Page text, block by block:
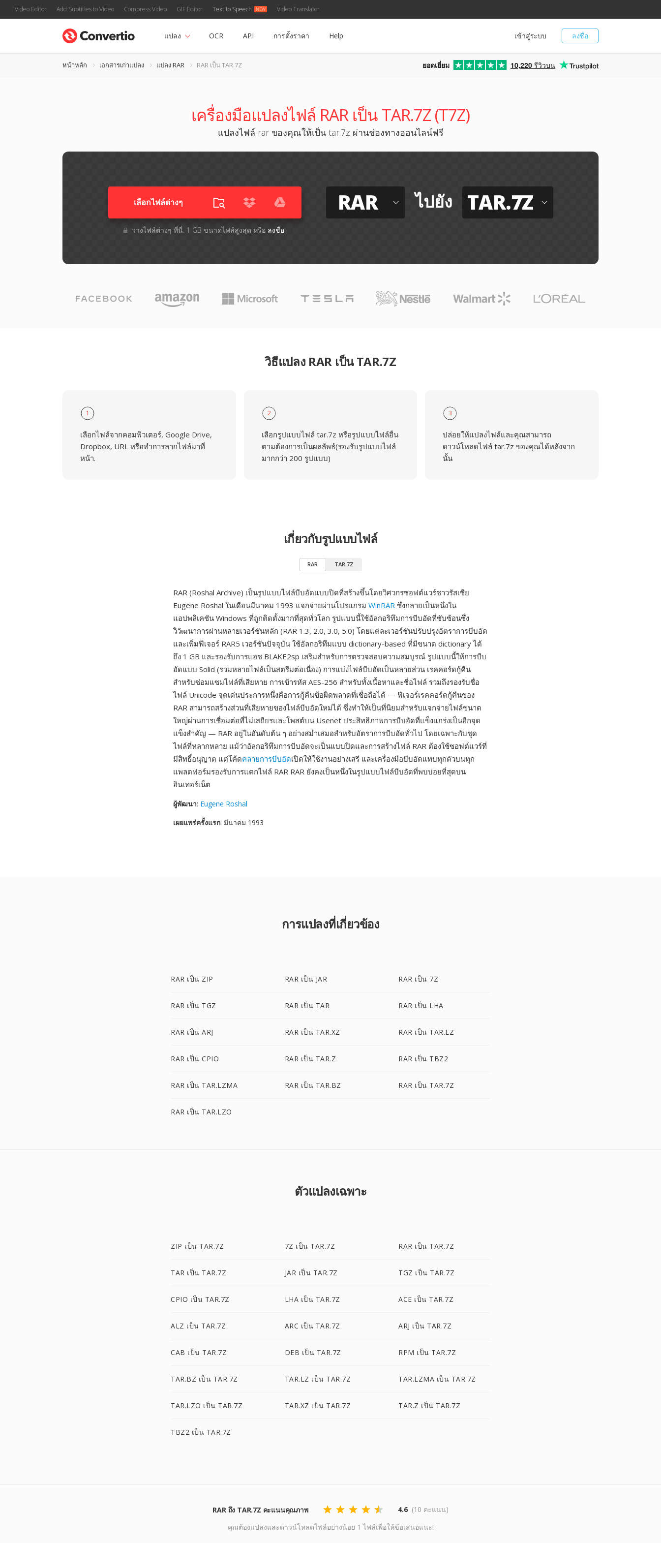
Video Editor Add Subtitles to Video Compress Video GIF Editor Text to Speech Video Translator
ลงชื่อ
เข้าสู่ระบบ
แปลง OCR API การตั้งราคา Help
หน้าหลัก เอกสารเก่าแปลง แปลง RAR RAR เป็น TAR.7Z ยอดเยี่ยม 10,220 รีวิวบน
เครื่องมือแปลงไฟล์ RAR เป็น TAR.7Z (T7Z)
แปลงไฟล์ rar ของคุณให้เป็น tar.7z ผ่านช่องทางออนไลน์ฟรี
เลือกไฟล์ต่างๆ​
วางไฟล์ต่างๆ​ ที่นี่. 1 GB ขนาดไฟล์สูงสุด หรือ ลงชื่อ
RAR ไปยัง TAR.7Z
วิธีแปลง RAR เป็น TAR.7Z
1
เลือกไฟล์จากคอมพิวเตอร์, Google Drive,
Dropbox, URL หรือทำการลากไฟล์มาที่
หน้า.
2
เลือกรูปแบบไฟล์ tar.7z หรือรูปแบบไฟล์อื่น
ตามต้องการเป็นผลลัพธ์(รองรับรูปแบบไฟล์
มากกว่า 200 รูปแบบ)
3
ปล่อยให้แปลงไฟล์และคุณสามารถ
ดาวน์โหลดไฟล์ tar.7z ของคุณได้หลังจาก
นั้น
เกี่ยวกับรูปแบบไฟล์
RAR TAR.7Z
RAR (Roshal Archive) เป็นรูปแบบไฟล์บีบอัดแบบปิดที่สร้างขึ้นโดยวิศวกรซอฟต์แวร์ชาวรัสเซีย
Eugene Roshal ในเดือนมีนาคม 1993 แจกจ่ายผ่านโปรแกรม WinRAR ซึ่งกลายเป็นหนึ่งใน
แอปพลิเคชัน Windows ที่ถูกติดตั้งมากที่สุดทั่วโลก รูปแบบนี้ใช้อัลกอริทึมการบีบอัดที่ซับซ้อนซึ่ง
วิวัฒนาการผ่านหลายเวอร์ชันหลัก (RAR 1.3, 2.0, 3.0, 5.0) โดยแต่ละเวอร์ชันปรับปรุงอัตราการบีบอัด
และเพิ่มฟีเจอร์ RAR5 เวอร์ชันปัจจุบัน ใช้อัลกอริทึมแบบ dictionary-based ที่มีขนาด dictionary ได้
ถึง 1 GB และรองรับการแฮช BLAKE2sp เสริมสำหรับการตรวจสอบความสมบูรณ์ รูปแบบนี้ให้การบีบ
อัดแบบ Solid (รวมหลายไฟล์เป็นสตรีมต่อเนื่อง) การแบ่งไฟล์บีบอัดเป็นหลายส่วน เรคคอร์ดกู้คืน
สำหรับซ่อมแซมไฟล์ที่เสียหาย การเข้ารหัส AES-256 สำหรับทั้งเนื้อหาและชื่อไฟล์ รวมถึงรองรับชื่อ
ไฟล์ Unicode จุดเด่นประการหนึ่งคือการกู้คืนข้อผิดพลาดที่เชื่อถือได้ — ฟีเจอร์เรคคอร์ดกู้คืนของ
RAR สามารถสร้างส่วนที่เสียหายของไฟล์บีบอัดใหม่ได้ ซึ่งทำให้เป็นที่นิยมสำหรับแจกจ่ายไฟล์ขนาด
ใหญ่ผ่านการเชื่อมต่อที่ไม่เสถียรและโพสต์บน Usenet ประสิทธิภาพการบีบอัดที่แข็งแกร่งเป็นอีกจุด
แข็งสำคัญ — RAR อยู่ในอันดับต้น ๆ อย่างสม่ำเสมอสำหรับอัตราการบีบอัดทั่วไป โดยเฉพาะกับชุด
ไฟล์ที่หลากหลาย แม้ว่าอัลกอริทึมการบีบอัดจะเป็นแบบปิดและการสร้างไฟล์ RAR ต้องใช้ซอฟต์แวร์ที่
มีสิทธิ์อนุญาต แต่โค้ดคลายการบีบอัดเปิดให้ใช้งานอย่างเสรี และเครื่องมือบีบอัดแทบทุกตัวบนทุก
แพลตฟอร์มรองรับการแตกไฟล์ RAR RAR ยังคงเป็นหนึ่งในรูปแบบไฟล์บีบอัดที่พบบ่อยที่สุดบน
อินเทอร์เน็ต
ผู้พัฒนา: Eugene Roshal
เผยแพร่ครั้งแรก: มีนาคม 1993
การแปลงที่เกี่ยวข้อง
RAR เป็น ZIP RAR เป็น JAR RAR เป็น 7Z
RAR เป็น TGZ RAR เป็น TAR RAR เป็น LHA
RAR เป็น ARJ RAR เป็น TAR.XZ RAR เป็น TAR.LZ
RAR เป็น CPIO RAR เป็น TAR.Z RAR เป็น TBZ2
RAR เป็น TAR.LZMA RAR เป็น TAR.BZ RAR เป็น TAR.7Z
RAR เป็น TAR.LZO
ตัวแปลงเฉพาะ
ZIP เป็น TAR.7Z 7Z เป็น TAR.7Z RAR เป็น TAR.7Z
TAR เป็น TAR.7Z JAR เป็น TAR.7Z TGZ เป็น TAR.7Z
CPIO เป็น TAR.7Z LHA เป็น TAR.7Z ACE เป็น TAR.7Z
ALZ เป็น TAR.7Z ARC เป็น TAR.7Z ARJ เป็น TAR.7Z
CAB เป็น TAR.7Z DEB เป็น TAR.7Z RPM เป็น TAR.7Z
TAR.BZ เป็น TAR.7Z TAR.LZ เป็น TAR.7Z TAR.LZMA เป็น TAR.7Z
TAR.LZO เป็น TAR.7Z TAR.XZ เป็น TAR.7Z TAR.Z เป็น TAR.7Z
TBZ2 เป็น TAR.7Z
RAR ถึง TAR.7Z คะแนนคุณภาพ 4.6 (10 คะแนน)
คุณต้องแปลงและดาวน์โหลดไฟล์อย่างน้อย 1 ไฟล์เพื่อให้ข้อเสนอแนะ!